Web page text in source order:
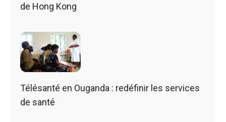
de Hong Kong
Télésanté en Ouganda : redéfinir les services
de santé